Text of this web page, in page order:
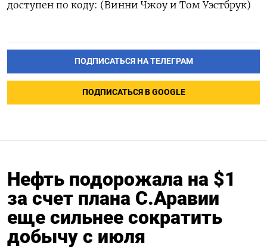
доступен по коду: (Винни Чжоу и Том Уэстбрук)
ПОДПИСАТЬСЯ НА ТЕЛЕГРАМ
ПОДПИСАТЬСЯ В GOOGLE
Нефть подорожала на $1
за счет плана С.Аравии
еще сильнее сократить
добычу с июля